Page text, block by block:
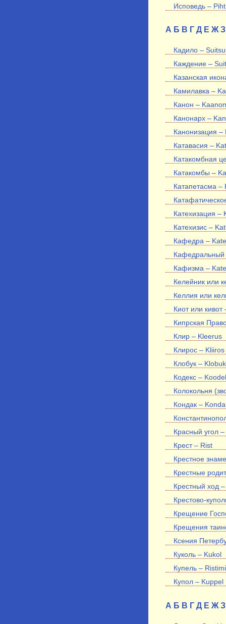
Исповедь – Piht
А Б В Г Д Е Ж З
Кадило –
Каждение –
Казанская
Камилавка –
Канон – Kaanon
Канонарх –
Канонизация
Катавасия –
Катакомбная
Катакомбы –
Катапетасма –
Катехизация –
Катехизис –
Кафедра –
Кафедральный
Кафизма –
Келейник или
Келлия или
Киот или
Кипрская
Клир – Kleerus
Клирос – Kliiros
Клобук – Klobuk
Кодекс –
Колокольня
Кондак –
Красный угол
Крест – Rist
Крестное
Крестные
Крестный ход
Крестово-
Крещение
Крещения
Ксения
Куколь – Kukol
Купель –
Купол – Kuppel
А Б В Г Д Е Ж З